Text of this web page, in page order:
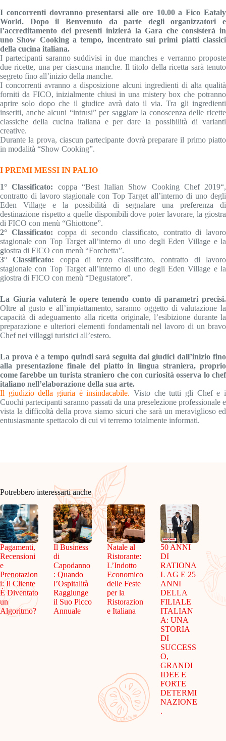
I concorrenti dovranno presentarsi alle ore 10.00 a Fico Eataly
World. Dopo il Benvenuto da parte degli organizzatori e
l’accreditamento dei presenti inizierà la Gara che consisterà in
uno Show Cooking a tempo, incentrato sui primi piatti classici
della cucina italiana.
I partecipanti saranno suddivisi in due manches e verranno proposte
due ricette, una per ciascuna manche. Il titolo della ricetta sarà tenuto
segreto fino all’inizio della manche.
I concorrenti avranno a disposizione alcuni ingredienti di alta qualità
forniti da FICO, inizialmente chiusi in una mistery box che potranno
aprire solo dopo che il giudice avrà dato il via. Tra gli ingredienti
inseriti, anche alcuni “intrusi” per saggiare la conoscenza delle ricette
classiche della cucina italiana e per dare la possibilità di varianti
creative.
Durante la prova, ciascun partecipante dovrà preparare il primo piatto
in modalità “Show Cooking”.
I PREMI MESSI IN PALIO
1° Classificato: coppa “Best Italian Show Cooking Chef 2019“,
contratto di lavoro stagionale con Top Target all’interno di uno degli
Eden Village e la possibilità di segnalare una preferenza di
destinazione rispetto a quelle disponibili dove poter lavorare, la giostra
di FICO con menù “Ghiottone”.
2° Classificato: coppa di secondo classificato, contratto di lavoro
stagionale con Top Target all’interno di uno degli Eden Village e la
giostra di FICO con menù “Forchetta”.
3° Classificato: coppa di terzo classificato, contratto di lavoro
stagionale con Top Target all’interno di uno degli Eden Village e la
giostra di FICO con menù “Degustatore”.
La Giuria valuterà le opere tenendo conto di parametri precisi.
Oltre al gusto e all’impiattamento, saranno oggetto di valutazione la
capacità di adeguamento alla ricetta originale, l’esibizione durante la
preparazione e ulteriori elementi fondamentali nel lavoro di un bravo
Chef nei villaggi turistici all’estero.
La prova è a tempo quindi sarà seguita dai giudici dall’inizio fino
alla presentazione finale del piatto in lingua straniera, proprio
come farebbe un turista straniero che con curiosità osserva lo chef
italiano nell’elaborazione della sua arte.
Il giudizio della giuria è insindacabile. Visto che tutti gli Chef e i
Cuochi partecipanti saranno passati da una preselezione professionale e
vista la difficoltà della prova siamo sicuri che sarà un meraviglioso ed
entusiasmante spettacolo di cui vi terremo totalmente informati.
Potrebbero interessarti anche
Pagamenti,
Recensioni
e
Prenotazion
i: Il Cliente
È Diventato
un
Algoritmo?
Il Business
di
Capodanno
: Quando
l’Ospitalità
Raggiunge
il Suo Picco
Annuale
Natale al
Ristorante:
L’Indotto
Economico
delle Feste
per la
Ristorazion
e Italiana
50 ANNI
DI
RATIONA
L AG E 25
ANNI
DELLA
FILIALE
ITALIAN
A: UNA
STORIA
DI
SUCCESS
O,
GRANDI
IDEE E
FORTE
DETERMI
NAZIONE
.